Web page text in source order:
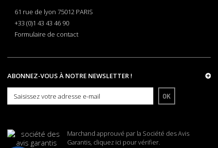
61 rue de lyon 75012 PARIS
+33 (0)1 43 43 46 90
Formulaire de contact
ABONNEZ-VOUS À NOTRE NEWSLETTER !
OK
Marchand approuvé par la Société des Avis
Garantis, cliquez ici pour vérifier.